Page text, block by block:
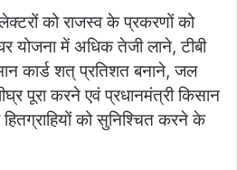
को राजस्व के प्रकरणों को
योजना में अधिक तेजी लाने, टीबी
कार्ड शत् प्रतिशत बनाने, जल
पूरा करने एवं प्रधानमंत्री किसान
हितग्राहियों को सुनिश्चित करने के